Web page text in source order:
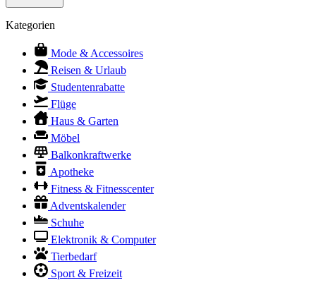
Kategorien
Mode & Accessoires
Reisen & Urlaub
Studentenrabatte
Flüge
Haus & Garten
Möbel
Balkonkraftwerke
Apotheke
Fitness & Fitnesscenter
Adventskalender
Schuhe
Elektronik & Computer
Tierbedarf
Sport & Freizeit